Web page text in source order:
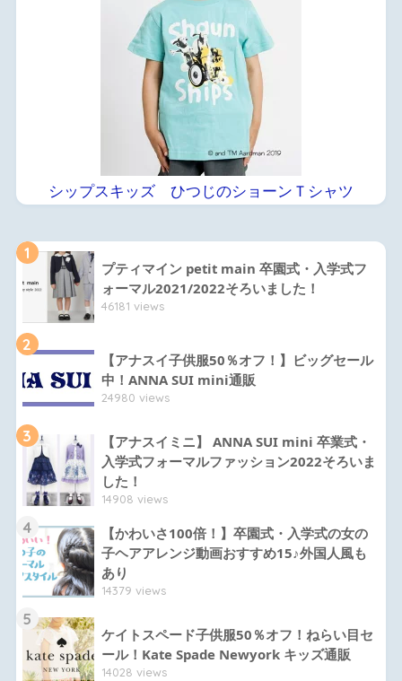
シップスキッズ ひつじのショーンＴシャツ
1
プティマイン petit main 卒園式・入学式フ
ォーマル2021/2022そろいました！
46181 views
2
【アナスイ子供服50％オフ！】ビッグセール
中！ANNA SUI mini通販
24980 views
3
【アナスイミニ】 ANNA SUI mini 卒業式・
入学式フォーマルファッション2022そろいま
した！
14908 views
4
【かわいさ100倍！】卒園式・入学式の女の
子ヘアアレンジ動画おすすめ15♪外国人風も
あり
14379 views
5
ケイトスペード子供服50％オフ！ねらい目セ
ール！Kate Spade Newyork キッズ通販
14028 views